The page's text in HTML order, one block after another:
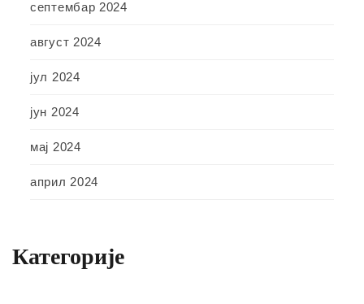
септембар 2024
август 2024
јул 2024
јун 2024
мај 2024
април 2024
Категорије